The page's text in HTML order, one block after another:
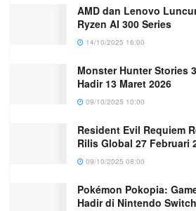
AMD dan Lenovo
Ryzen AI 300 Series
14/10/2025 16:00
Monster Hunter Stories
Hadir 13 Maret 2026
09/10/2025 10:00
Resident Evil Requiem
Rilis Global 27 Februari
09/10/2025 08:00
Pokémon Pokopia:
Hadir di Nintendo